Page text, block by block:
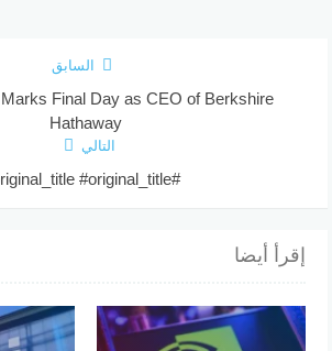
السابق
Final Day as CEO of Berkshire
Hathaway
التالي
#original_title #original_title
إقرأ أيضا